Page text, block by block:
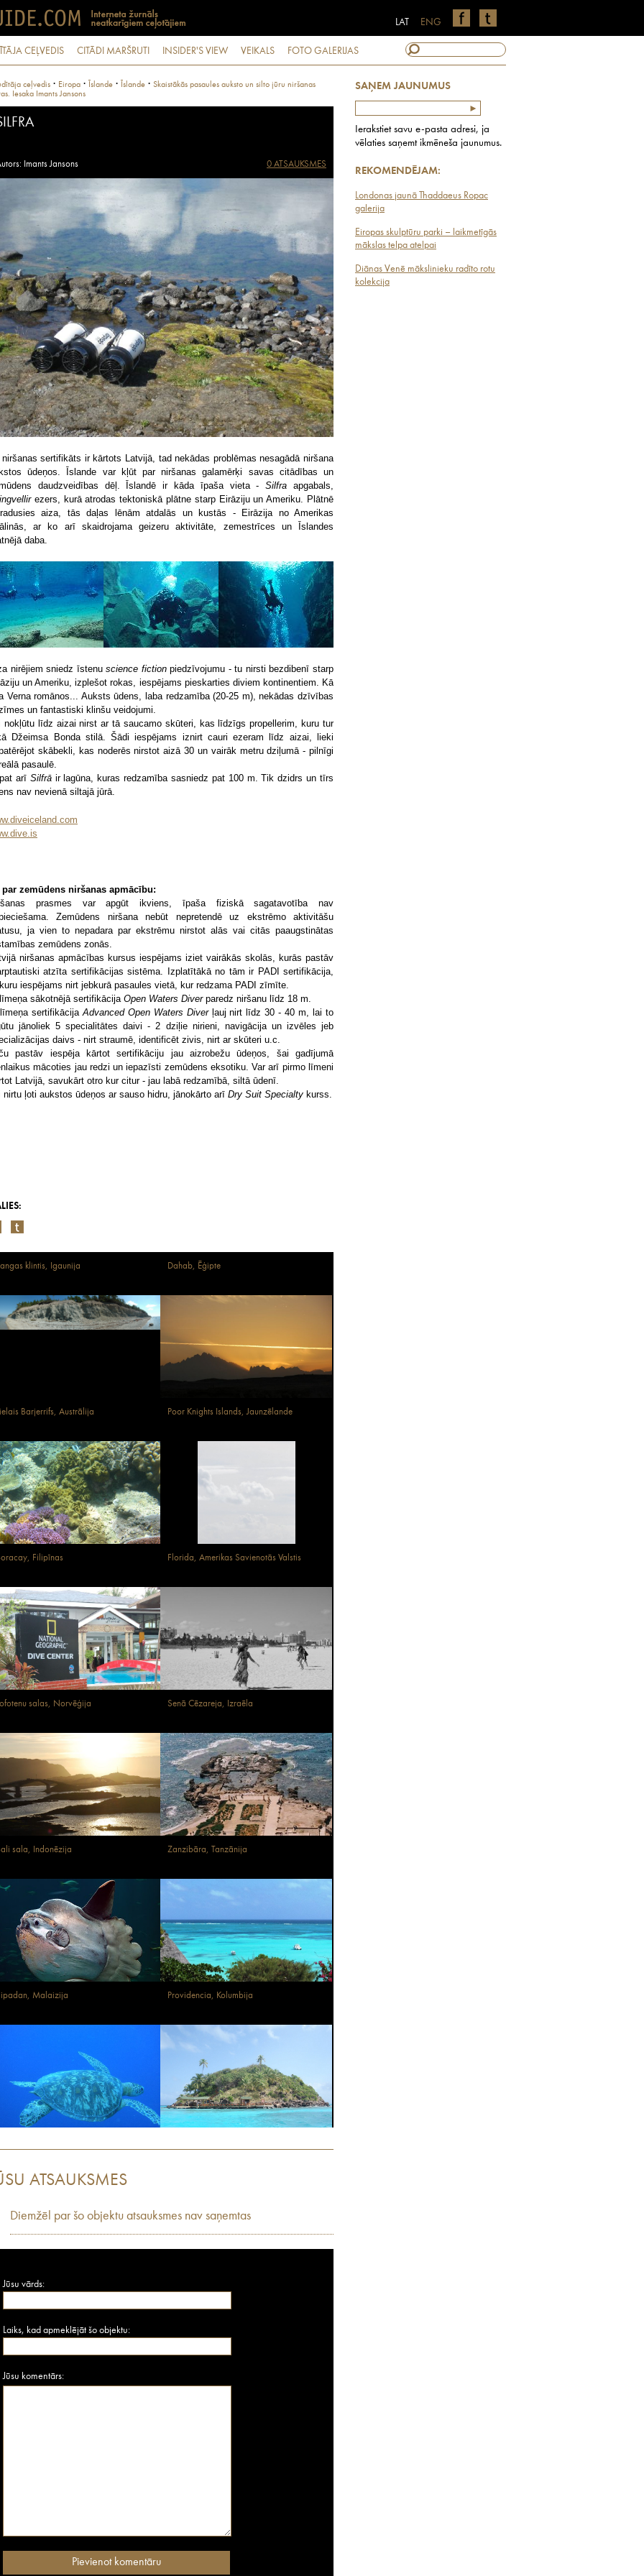
ENG
LAT
CEĻVEDIS CITĀDI MARŠRUTI INSIDER'S VIEW VEIKALS FOTO GALERIJAS
SAŅEM JAUNUMUS
Ierakstiet savu e-pasta adresi, ja
vēlaties saņemt ikmēneša jaunumus.
REKOMENDĒJAM:
Londonas jaunā Thaddaeus Ropac
galerija
Eiropas skulptūru parki – laikmetīgās
mākslas telpa atelpai
Diānas Venē mākslinieku radīto rotu
kolekcija
ceļvedis · Eiropa · Īslande · Īslande · Skaistākās pasaules auksto un silto jūru niršanas
Iesaka Imants Jansons
Imants Jansons 0 ATSAUKSMES
sertifikāts ir kārtots Latvijā, tad nekādas problēmas nesagādā niršana
ūdeņos. Īslande var kļūt par niršanas galamērķi savas citādības un
daudzveidības dēļ. Īslandē ir kāda īpaša vieta -Silfra apgabals,
ezers, kurā atrodas tektoniskā plātne starp Eirāziju un Ameriku. Plātnē
aiza, tās daļas lēnām atdalās un kustās - Eirāzija no Amerikas
ar ko arī skaidrojama geizeru aktivitāte, zemestrīces un Īslandes
daba.
nirējiem sniedz īstenuscience fictionpiedzīvojumu - tu nirsti bezdibenī starp
un Ameriku, izplešot rokas, iespējams pieskarties diviem kontinentiem. Kā
Verna romānos... Auksts ūdens, laba redzamība (20-25 m), nekādas dzīvības
un fantastiski klinšu veidojumi.
nokļūtu līdz aizai nirst ar tā saucamo skūteri, kas līdzīgs propellerim, kuru tur
Džeimsa Bonda stilā. Šādi iespējams iznirt cauri ezeram līdz aizai, lieki
skābekli, kas noderēs nirstot aizā 30 un vairāk metru dziļumā - pilnīgi
pasaulē.
arī Silfrāir lagūna, kuras redzamība sasniedz pat 100 m. Tik dzidrs un tīrs
nav nevienā siltajā jūrā.
zemūdens niršanas apmācību:
prasmes var apgūt ikviens, īpaša fiziskā sagatavotība nav
Zemūdens niršana nebūt nepretendē uz ekstrēmo aktivitāšu
ja vien to nepadara par ekstrēmu nirstot alās vai citās paaugstinātas
zemūdens zonās.
niršanas apmācības kursus iespējams iziet vairākās skolās, kurās pastāv
atzīta sertifikācijas sistēma. Izplatītākā no tām ir PADI sertifikācija,
iespējams nirt jebkurā pasaules vietā, kur redzama PADI zīmīte.
sākotnējā sertifikācija Open Waters Diverparedz niršanu līdz 18 m.
sertifikācijaAdvanced Open Waters Diverļauj nirt līdz 30 - 40 m, lai to
jānoliek 5 specialitātes daivi - 2 dziļie nirieni, navigācija un izvēles jeb
daivs - nirt straumē, identificēt zivis, nirt ar skūteri u.c.
pastāv iespēja kārtot sertifikāciju jau aizrobežu ūdeņos, šai gadījumā
mācoties jau redzi un iepazīsti zemūdens eksotiku. Var arī pirmo līmeni
Latvijā, savukārt otro kur citur - jau labā redzamībā, siltā ūdenī.
nirtu ļoti aukstos ūdeņos ar sauso hidru, jānokārto arī Dry Suit Specialty kurss.
klintis, Igaunija Dahab, Ēģipte
Barjerrifs, Austrālija Poor Knights Islands, Jaunzēlande
Filipīnas Florida, Amerikas Savienotās Valstis
salas, Norvēģija Senā Cēzareja, Izraēla
sala, Indonēzija Zanzibāra, Tanzānija
Malaizija Providencia, Kolumbija
ATSAUKSMES
Diemžēl par šo objektu atsauksmes nav saņemtas
Jūsu vārds:
Laiks, kad apmeklējāt šo objektu:
Jūsu komentārs: